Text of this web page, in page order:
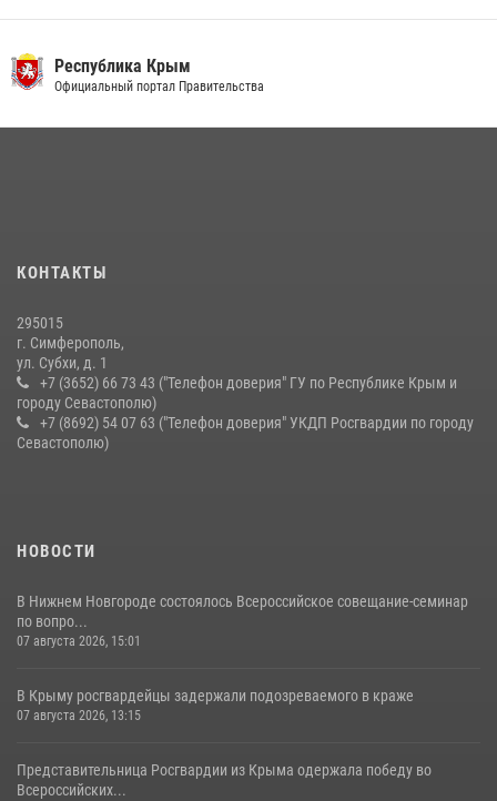
Росгвардейцы Крыма и Севастополя отметили День Крещения Руси
серию правонарушений в Севастополе
Республика Крым
Официальный портал Правительства
КОНТАКТЫ
295015
г. Симферополь,
ул. Субхи, д. 1
+7 (3652) 66 73 43 ("Телефон доверия" ГУ по Республике Крым и
городу Севастополю)
+7 (8692) 54 07 63 ("Телефон доверия" УКДП Росгвардии по городу
Севастополю)
НОВОСТИ
В Нижнем Новгороде состоялось Всероссийское совещание-семинар
по вопро...
07 августа 2026, 15:01
В Крыму росгвардейцы задержали подозреваемого в краже
07 августа 2026, 13:15
Представительница Росгвардии из Крыма одержала победу во
Всероссийских...